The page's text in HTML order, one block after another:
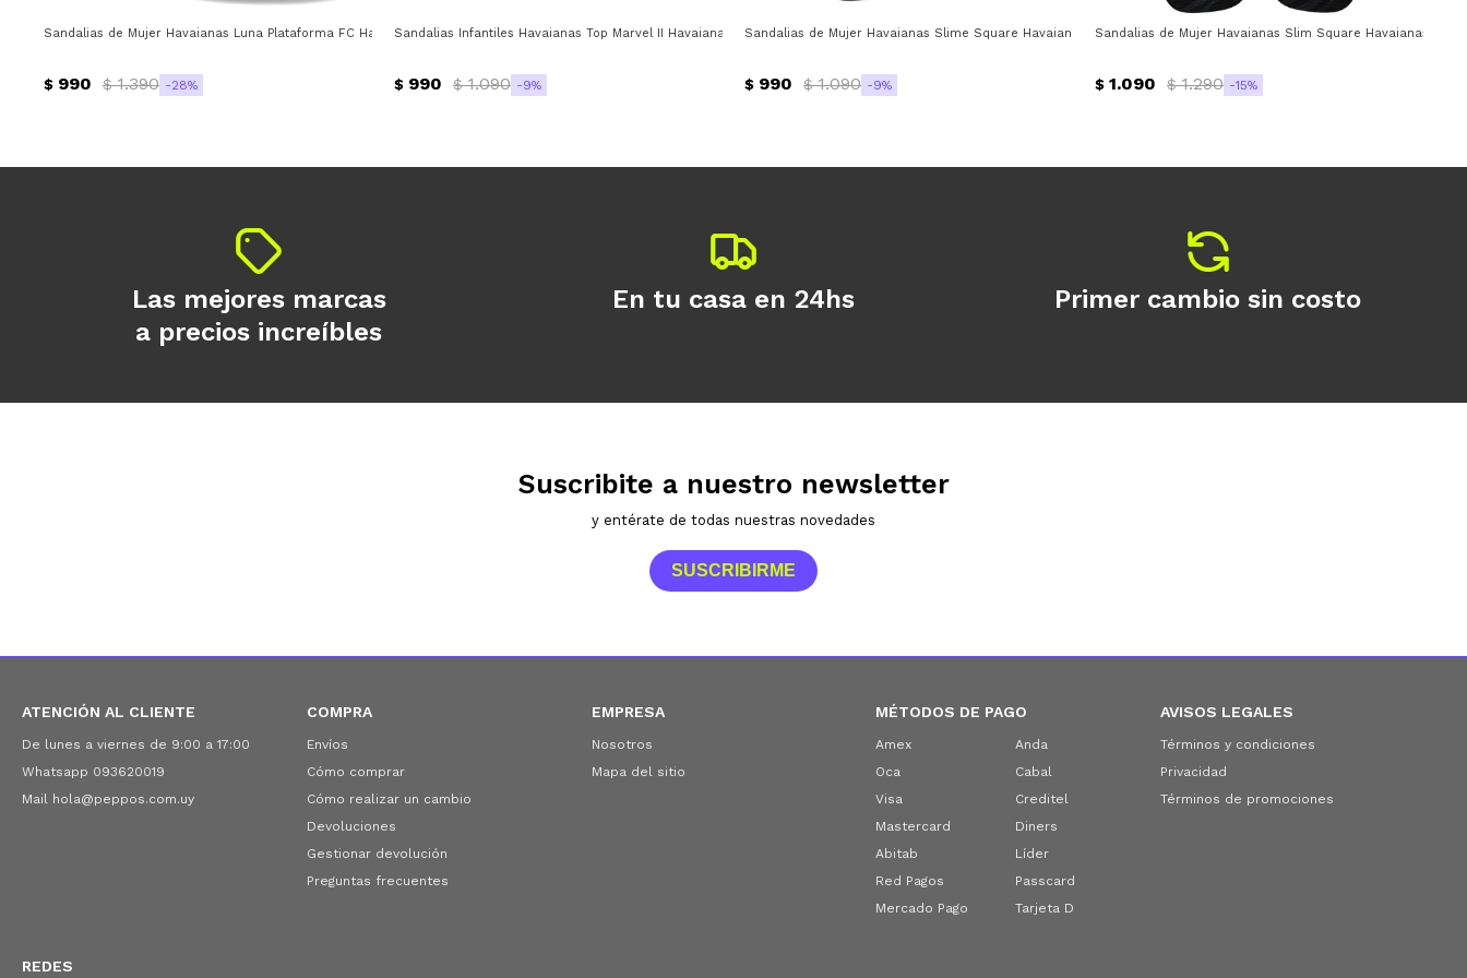
Sandalias de Mujer Havaianas Luna Plataforma FC Havaianas - Rosado - Croco
$ 990 $ 1.390 28
Sandalias Infantiles Havaianas Top Marvel II Havaianas - Azul
$ 990 $ 1.090 9
Sandalias de Mujer Havaianas Slime Square Havaianas - Negro
$ 990 $ 1.090 9
Sandalias de Mujer Havaianas Slim Square Havaianas -
$ 1.090 $ 1.290 15
ATENCIÓN AL CLIENTE
De lunes a viernes de 9:00 a 17:00
Whatsapp 093620019
Mail hola@peppos.com.uy
COMPRA
Envíos
Cómo comprar
Cómo realizar un cambio
Devoluciones
Gestionar devolución
Preguntas frecuentes
EMPRESA
Nosotros
Mapa del sitio
MÉTODOS DE PAGO
Amex
Oca
Visa
Mastercard
Abitab
Red Pagos
Mercado Pago
Anda
Cabal
Creditel
Diners
Líder
Passcard
Tarjeta D
AVISOS LEGALES
Términos y condiciones
Privacidad
Términos de promociones
REDES
Las mejores marcas
a precios increíbles
En tu casa en 24hs Primer cambio sin costo
Suscribite a nuestro newsletter
y entérate de todas nuestras novedades
SUSCRIBIRME
disponible puede variar por comercio